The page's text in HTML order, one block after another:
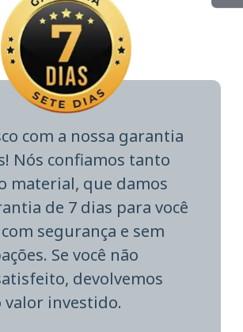
com a nossa garantia
Nós confiamos tanto
material, que damos
de 7 dias para você
segurança e sem
Se você não
devolvemos
valor investido.